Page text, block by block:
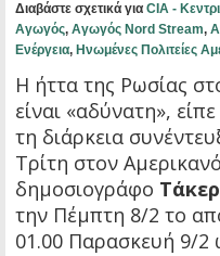
Διαβάστε σχετικά για CIA -
Αγωγός, Αγωγός Nord Stream,
Ενέργεια, Ηνωμένες Πολιτείες
H ήττα της Ρωσίας
είναι «αδύνατη»,
τη διάρκεια
Τρίτη στον
δημοσιογράφο
την Πέμπτη 8/2 το
01.00 Παρασκευή 9/2